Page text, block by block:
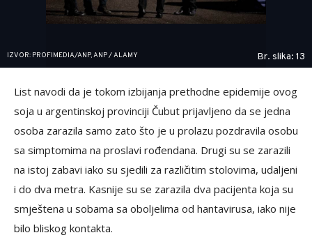
IZVOR: PROFIMEDIA/ANP, ANP / ALAMY Br. slika: 13
List navodi da je tokom izbijanja prethodne epidemije ovog
soja u argentinskoj provinciji Čubut prijavljeno da se jedna
osoba zarazila samo zato što je u prolazu pozdravila osobu
sa simptomima na proslavi rođendana. Drugi su se zarazili
na istoj zabavi iako su sjedili za različitim stolovima, udaljeni
i do dva metra. Kasnije su se zarazila dva pacijenta koja su
smještena u sobama sa oboljelima od hantavirusa, iako nije
bilo bliskog kontakta.